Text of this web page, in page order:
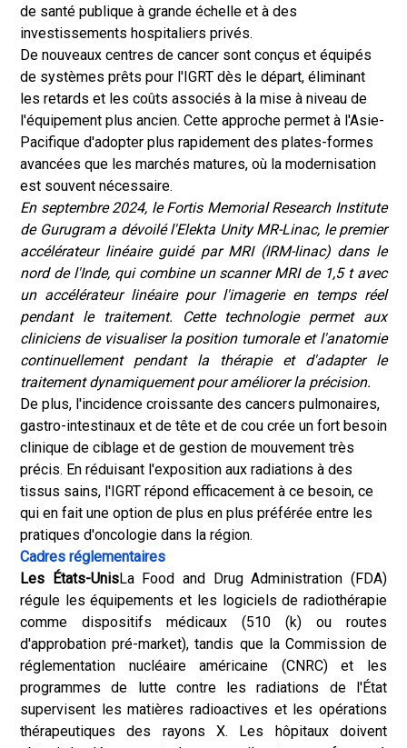
de santé publique à grande échelle et à des
investissements hospitaliers privés.
De nouveaux centres de cancer sont conçus et équipés
de systèmes prêts pour l'IGRT dès le départ, éliminant
les retards et les coûts associés à la mise à niveau de
l'équipement plus ancien. Cette approche permet à l'Asie-
Pacifique d'adopter plus rapidement des plates-formes
avancées que les marchés matures, où la modernisation
est souvent nécessaire.
En septembre 2024, le Fortis Memorial Research Institute
de Gurugram a dévoilé l'Elekta Unity MR-Linac, le premier
accélérateur linéaire guidé par MRI (IRM-linac) dans le
nord de l'Inde, qui combine un scanner MRI de 1,5 t avec
un accélérateur linéaire pour l'imagerie en temps réel
pendant le traitement. Cette technologie permet aux
cliniciens de visualiser la position tumorale et l'anatomie
continuellement pendant la thérapie et d'adapter le
traitement dynamiquement pour améliorer la précision.
De plus, l'incidence croissante des cancers pulmonaires,
gastro-intestinaux et de tête et de cou crée un fort besoin
clinique de ciblage et de gestion de mouvement très
précis. En réduisant l'exposition aux radiations à des
tissus sains, l'IGRT répond efficacement à ce besoin, ce
qui en fait une option de plus en plus préférée entre les
pratiques d'oncologie dans la région.
Cadres réglementaires
Les États-UnisLa Food and Drug Administration (FDA)
régule les équipements et les logiciels de radiothérapie
comme dispositifs médicaux (510 (k) ou routes
d'approbation pré-market), tandis que la Commission de
réglementation nucléaire américaine (CNRC) et les
programmes de lutte contre les radiations de l'État
supervisent les matières radioactives et les opérations
thérapeutiques des rayons X. Les hôpitaux doivent